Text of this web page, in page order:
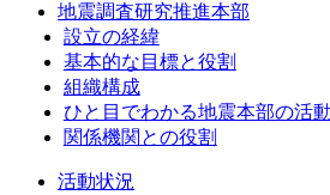
地震調査研究推進本部
設立の経緯
基本的な目標と役割
組織構成
ひと目でわかる地震本部の活動
関係機関との役割
活動状況